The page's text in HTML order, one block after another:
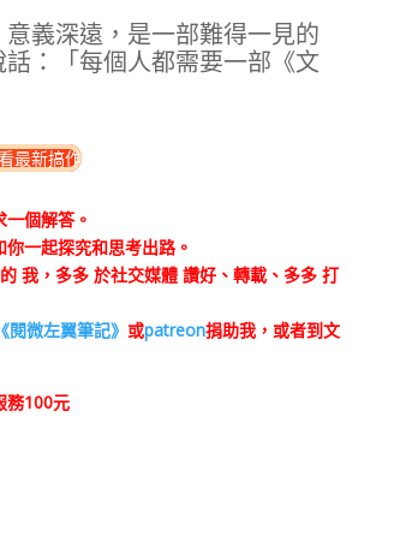
義深遠，是一部難得一見的
：「每個人都需要一部《文
最新搞作
個解答。
一起探究和思考出路。
我，多多 於社交媒體 讚好、轉載、多多 打
《閱微左翼筆記》 或patreon捐助我，或者到文
務100元